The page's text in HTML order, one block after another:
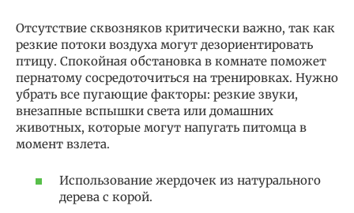
Отсутствие сквозняков критически важно, так как
резкие потоки воздуха могут дезориентировать
птицу. Спокойная обстановка в комнате поможет
пернатому сосредоточиться на тренировках. Нужно
убрать все пугающие факторы: резкие звуки,
внезапные вспышки света или домашних
животных, которые могут напугать питомца в
момент взлета.
Использование жердочек из натурального
дерева с корой.